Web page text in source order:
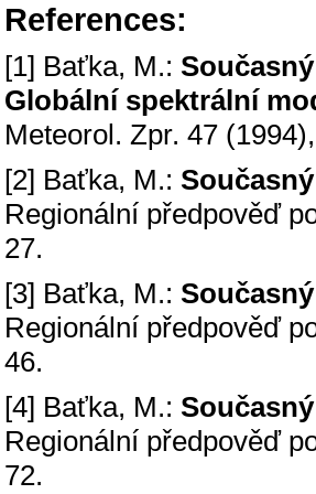
References:
[1] Baťka, M.:
Globální spektrální
Meteorol. Zpr. 47
[2] Baťka, M.:
Regionální předpověď
27.
[3] Baťka, M.:
Regionální předpověď
46.
[4] Baťka, M.:
Regionální předpověď
72.